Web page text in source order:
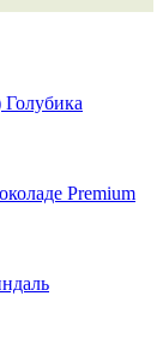
Голубика
Premium